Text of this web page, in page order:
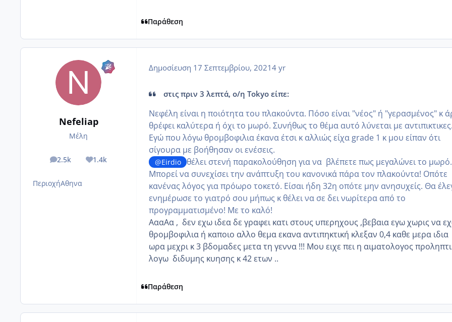
Παράθεση
Nefeliap
Μέλη
2.5k
posts 1.4k
Reputation
ΠεριοχήΑθηνα
Δημοσίευση 17 Σεπτεμβρίου, 20214 yr
στις πριν 3 λεπτά, ο/η Tokyo είπε:
Νεφέλη είναι η ποιότητα του πλακούντα. Πόσο είναι "νέος" ή "γερασμένος" κ
θρέφει καλύτερα ή όχι το μωρό. Συνήθως το θέμα αυτό λύνεται με αντιπικτικες.
Εγώ που λόγω θρομβοφιλια έκανα έτσι κ αλλιώς είχα grade 1 κ μου είπαν ότι
σίγουρα με βοήθησαν οι ενέσεις.
@Eirdio
θέλει στενή παρακολούθηση για να βλέπετε πως μεγαλώνει το μωρό.
Μπορεί να συνεχίσει την ανάπτυξη του κανονικά πάρα τον πλακούντα! Οπότε
κανένας λόγος για πρόωρο τοκετό. Είσαι ήδη 32η οπότε μην ανησυχείς. Θα
ενημέρωσε το γιατρό σου μήπως κ θέλει να σε δει νωρίτερα από το
προγραμματισμένο! Με το καλό!
ΑααΑα , δεν εχω ιδεα δε γραφει κατι στους υπερηχους ,βεβαια εγω χωρις να
θρομβοφιλια ή καποιο αλλο θεμα εκανα αντιπηκτική κλεξαν 0,4 καθε μερα ιδια
ωρα μεχρι κ 3 βδομαδες μετα τη γεννα !!! Μου ειχε πει η αιματολογος
λογω διδυμης κυησης κ 42 ετων ..
Παράθεση